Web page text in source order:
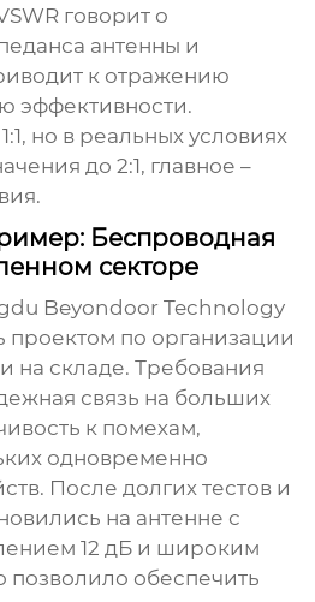
говорит о
антенны и
к отражению
эффективности.
но в реальных условиях
до 2:1, главное –
Беспроводная
секторе
Beyondoor Technology
проектом по организации
на складе. Требования
связь на больших
к помехам,
одновременно
После долгих тестов и
на антенне с
12 дБ и широким
позволило обеспечить